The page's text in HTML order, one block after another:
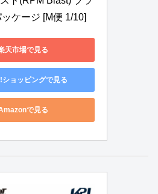
ケージ [M便 1/10]
天市場で見る
ショッピングで見る
で見る